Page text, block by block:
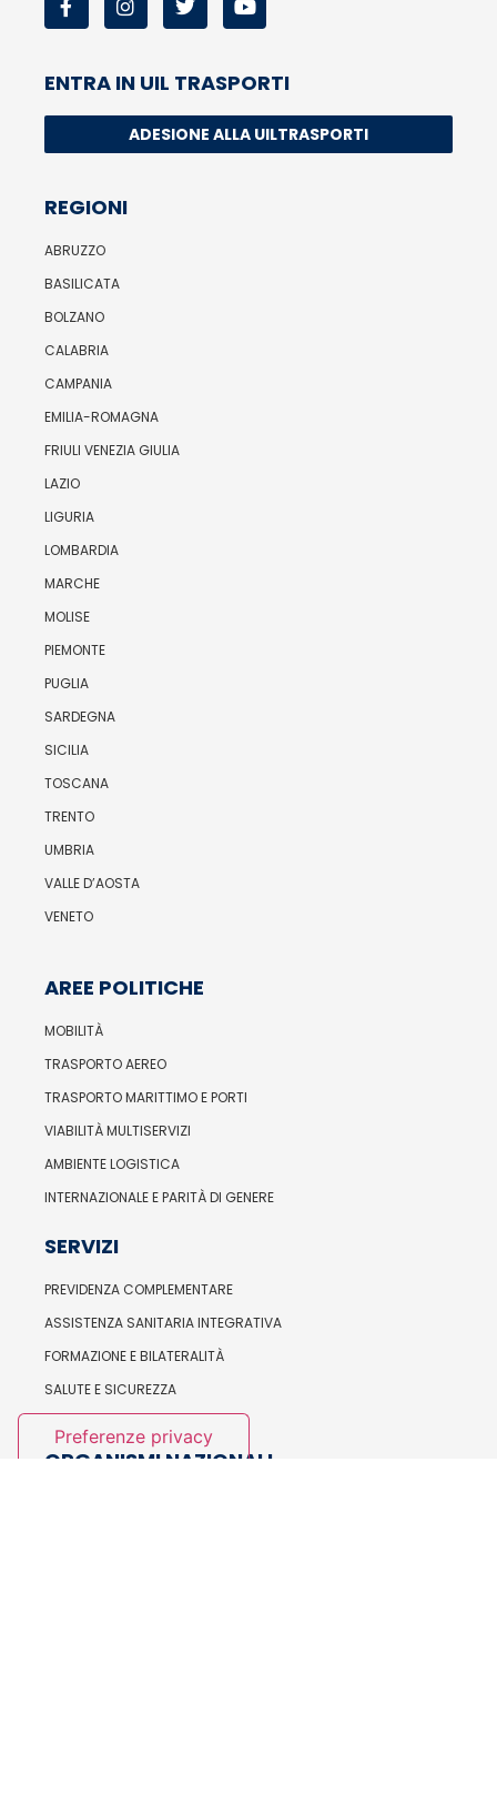
ENTRA IN UIL TRASPORTI
ADESIONE ALLA UILTRASPORTI
REGIONI
ABRUZZO
BASILICATA
BOLZANO
CALABRIA
CAMPANIA
EMILIA-ROMAGNA
FRIULI VENEZIA GIULIA
LAZIO
LIGURIA
LOMBARDIA
MARCHE
MOLISE
PIEMONTE
PUGLIA
SARDEGNA
SICILIA
TOSCANA
TRENTO
UMBRIA
VALLE D’AOSTA
VENETO
AREE POLITICHE
MOBILITÀ
TRASPORTO AEREO
TRASPORTO MARITTIMO E PORTI
VIABILITÀ MULTISERVIZI
AMBIENTE LOGISTICA
INTERNAZIONALE E PARITÀ DI GENERE
SERVIZI
PREVIDENZA COMPLEMENTARE
ASSISTENZA SANITARIA INTEGRATIVA
FORMAZIONE E BILATERALITÀ
SALUTE E SICUREZZA
ORGANISMI NAZIONALI